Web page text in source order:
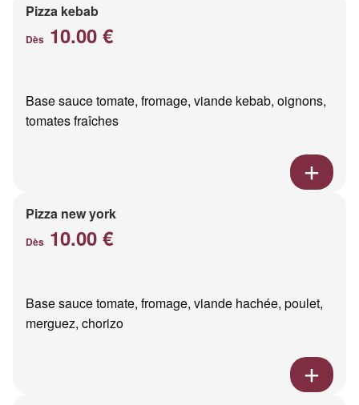
Pizza kebab
Dès 10.00 €
Base sauce tomate, fromage, viande kebab, oignons,
tomates fraîches
Pizza new york
Dès 10.00 €
Base sauce tomate, fromage, viande hachée, poulet,
merguez, chorizo